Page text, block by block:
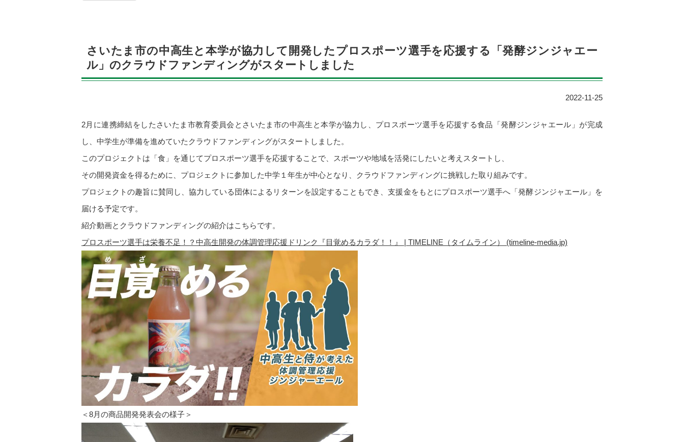
さいたま市の中高生と本学が協力して開発したプロスポーツ選手を応援する「発酵ジンジャエー
ル」のクラウドファンディングがスタートしました
2022-11-25
2月に連携締結をしたさいたま市教育委員会とさいたま市の中高生と本学が協力し、プロスポーツ選手を応援する食品「発酵ジンジャエール」が完成
し、中学生が準備を進めていたクラウドファンディングがスタートしました。
このプロジェクトは「食」を通じてプロスポーツ選手を応援することで、スポーツや地域を活発にしたいと考えスタートし、
その開発資金を得るために、プロジェクトに参加した中学１年生が中心となり、クラウドファンディングに挑戦した取り組みです。
プロジェクトの趣旨に賛同し、協力している団体によるリターンを設定することもでき、支援金をもとにプロスポーツ選手へ「発酵ジンジャエール」を
届ける予定です。
紹介動画とクラウドファンディングの紹介はこちらです。
プロスポーツ選手は栄養不足！？中高生開発の体調管理応援ドリンク『目覚めるカラダ！！』 | TIMELINE（タイムライン） (timeline-media.jp)
＜8月の商品開発発表会の様子＞